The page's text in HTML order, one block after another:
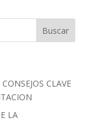
CLAVE
LA